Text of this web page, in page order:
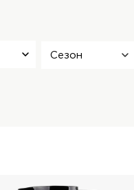
Сезон